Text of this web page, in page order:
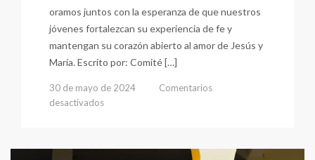
oramos juntos con la esperanza de que nuestros
jóvenes fortalezcan su experiencia de fe y
mantengan su corazón abierto al amor de Jesús y
María. Escrito por: Comité […]
30 de mayo de 2024
Comentarios
desactivados